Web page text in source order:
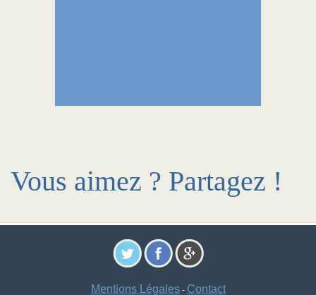
Vous aimez ? Partagez !
Mentions Légales- Contact